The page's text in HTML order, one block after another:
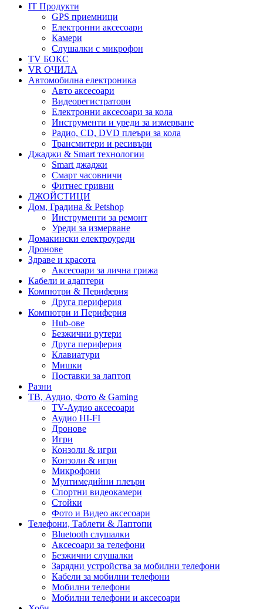
IT Продукти
GPS приемници
Електронни аксесоари
Камери
Слушалки с микрофон
TV БОКС
VR ОЧИЛА
Автомобилна електроника
Авто аксесоари
Видеорегистратори
Електронни аксесоари за кола
Инструменти и уреди за измерване
Радио, CD, DVD плеъри за кола
Трансмитери и ресивъри
Джаджи & Smart технологии
Smart джаджи
Смарт часовничи
Фитнес гривни
ДЖОЙСТИЦИ
Дом, Градина & Petshop
Инструменти за ремонт
Уреди за измерване
Домакински електроуреди
Дронове
Здраве и красота
Аксесоари за лична грижа
Кабели и адаптери
Компютри & Периферия
Друга периферия
Компютри и Периферия
Hub-ове
Безжични рутери
Друга периферия
Клавиатури
Мишки
Поставки за лаптоп
Разни
ТВ, Аудио, Фото & Gaming
TV-Аудио аксесоари
Аудио HI-FI
Дронове
Игри
Конзоли & игри
Конзоли & игри
Микрофони
Мултимедийни плеъри
Спортни видеокамери
Стойки
Фото и Видео аксесоари
Телефони, Таблети & Лаптопи
Bluetooth слушалки
Аксесоари за телефони
Безжични слушалки
Зарядни устройства за мобилни телефони
Кабели за мобилни телефони
Мобилни телефони
Мобилни телефони и аксесоари